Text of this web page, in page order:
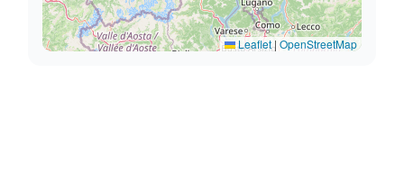
Leaflet| OpenStreetMap